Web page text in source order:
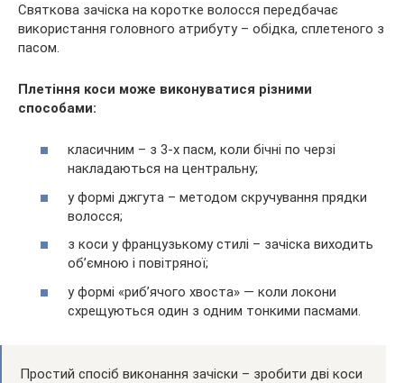
Святкова зачіска на коротке волосся передбачає
використання головного атрибуту – обідка, сплетеного з
пасом.
Плетіння коси може виконуватися різними
способами:
класичним – з 3-х пасм, коли бічні по черзі
накладаються на центральну;
у формі джгута – методом скручування прядки
волосся;
з коси у французькому стилі – зачіска виходить
об’ємною і повітряної;
у формі «риб’ячого хвоста» — коли локони
схрещуються один з одним тонкими пасмами.
Простий спосіб виконання зачіски – зробити дві коси